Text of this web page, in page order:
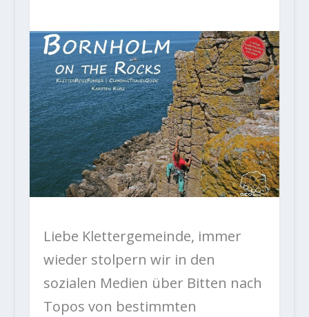
Liebe Klettergemeinde, immer
wieder stolpern wir in den
sozialen Medien über Bitten nach
Topos von bestimmten